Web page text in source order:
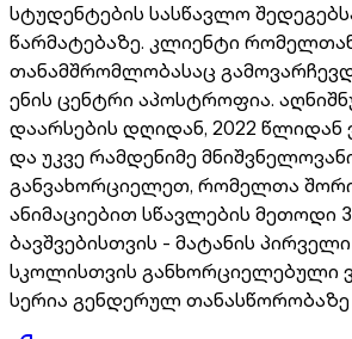
სტუდენტების სასწავლო
წარმატებაზე. კლიენტი
თანამშრომლობასაც
ენის ცენტრი აპოსტროფია.
დაარსების დღიდან, 2022
და უკვე რამდენიმე
განვახორციელეთ, რომელთა
ანიმაციებით სწავლების მეთოდი
ბავშვებისთვის - მატანის
სკოლისთვის განხორციელებული
სერია გენდერულ თანასწორობაზე